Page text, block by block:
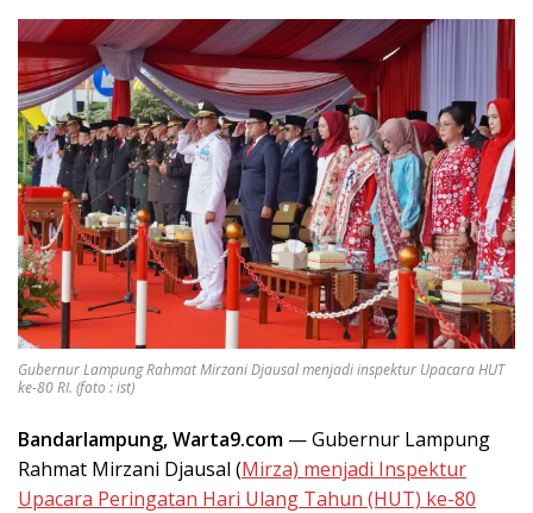
Gubernur Lampung Rahmat Mirzani Djausal menjadi inspektur Upacara HUT
ke-80 RI. (foto : ist)
Bandarlampung, Warta9.com — Gubernur Lampung
Rahmat Mirzani Djausal (Mirza) menjadi Inspektur
Upacara Peringatan Hari Ulang Tahun (HUT) ke-80